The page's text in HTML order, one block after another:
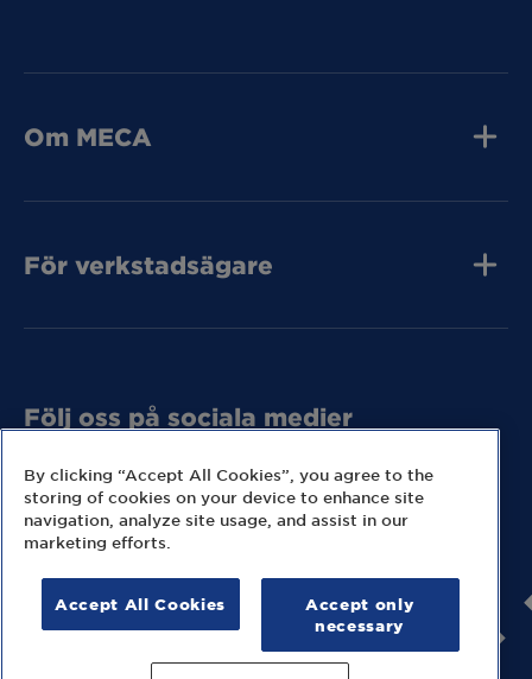
MECA Fleet
MECA Fleet
Tunga Fordon
Om MECA
För verkstadsägare
Följ oss på sociala medier
© 2026 MECA Sweden AB
By clicking “Accept All Cookies”, you agree to the
storing of cookies on your device to enhance site
navigation, analyze site usage, and assist in our
marketing efforts.
Accept All Cookies
Accept only
necessary